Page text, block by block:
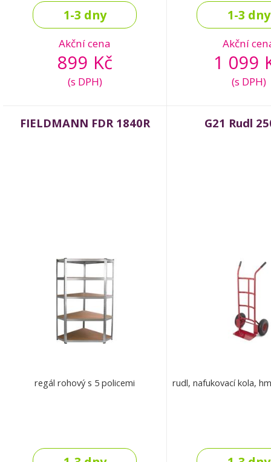
1-3 dny
Akční cena
899 Kč
(s DPH)
1-3 dny
Akční
1 099
(s DPH)
FIELDMANN FDR 1840R
regál rohový s 5 policemi
G21 Rudl
rudl, nafukovací kola,